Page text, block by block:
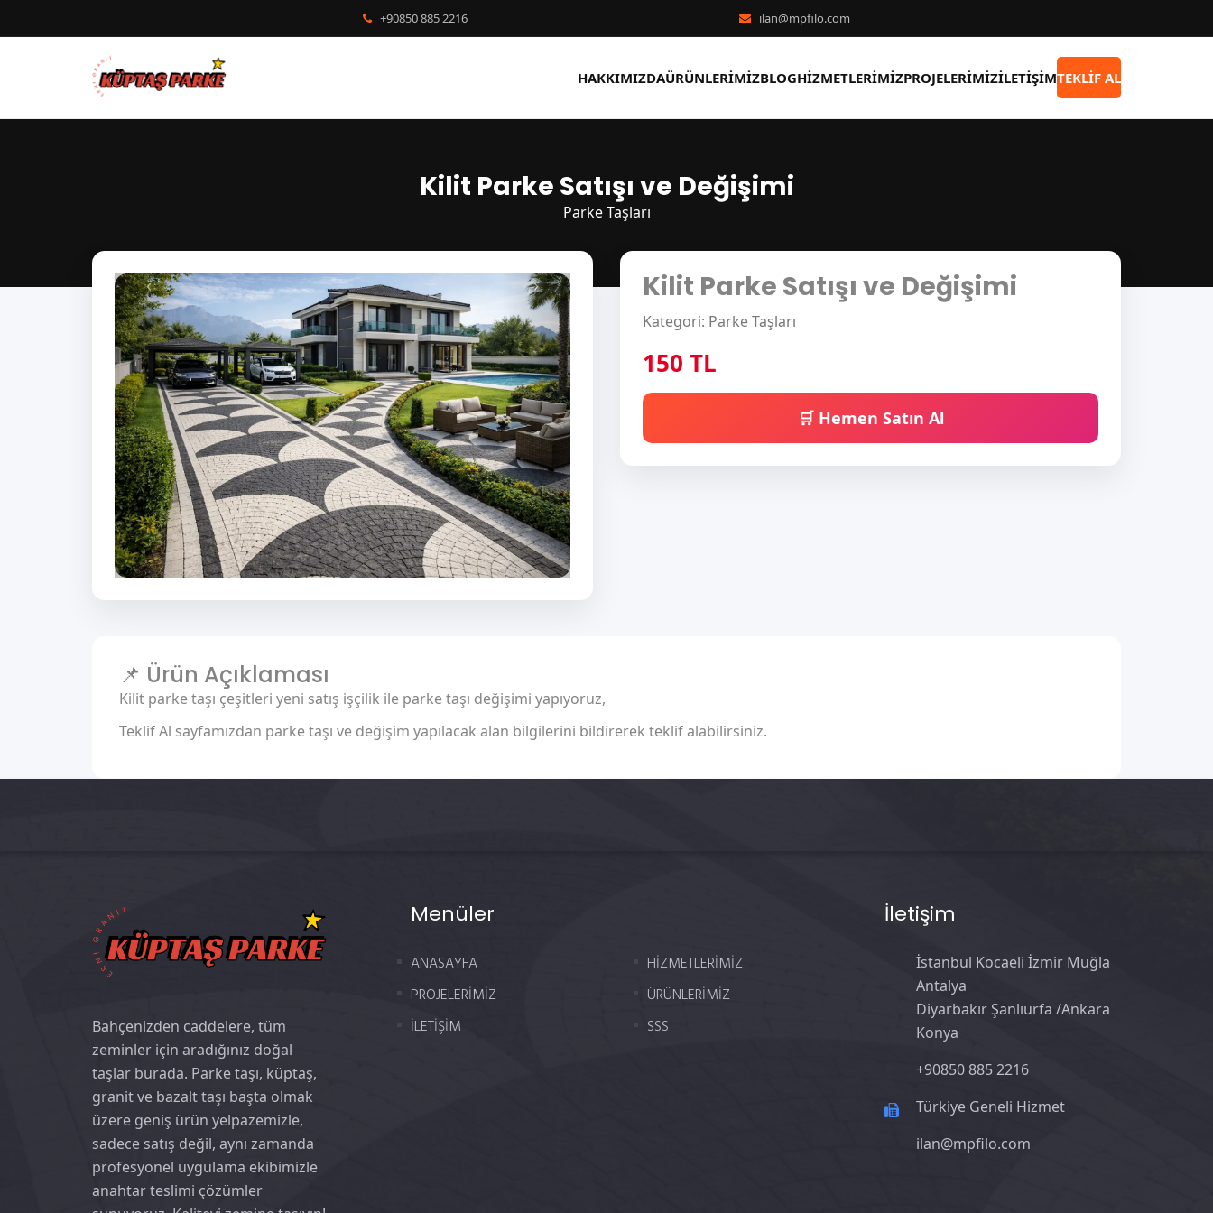
+90850 885 2216 ilan@mpfilo.com
HAKKIMIZDAÜRÜNLERIMIZBLOGHIZMETLERIMIZPROJELERIMIZILETIŞIMTEKLIF AL
Kilit Parke Satışı ve Değişimi
Parke Taşları
‹ › Kilit Parke Satışı ve Değişimi
Kategori: Parke Taşları
150 TL
🛒 Hemen Satın Al
📌 Ürün Açıklaması
Kilit parke taşı çeşitleri yeni satış işçilik ile parke taşı değişimi yapıyoruz,
Teklif Al sayfamızdan parke taşı ve değişim yapılacak alan bilgilerini bildirerek teklif alabilirsiniz.
Bahçenizden caddelere, tüm
zeminler için aradığınız doğal
taşlar burada. Parke taşı, küptaş,
granit ve bazalt taşı başta olmak
üzere geniş ürün yelpazemizle,
sadece satış değil, aynı zamanda
profesyonel uygulama ekibimizle
anahtar teslimi çözümler
Menüler
ANASAYFA
HİZMETLERİMİZ
PROJELERİMİZ
ÜRÜNLERİMİZ
İLETİŞİM
SSS
İletişim
İstanbul Kocaeli İzmir Muğla
Antalya
Diyarbakır Şanlıurfa /Ankara
Konya
+90850 885 2216
Türkiye Geneli Hizmet
ilan@mpfilo.com